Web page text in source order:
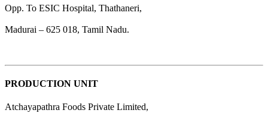
Opp. To ESIC Hospital, Thathaneri,
Madurai – 625 018, Tamil Nadu.
PRODUCTION UNIT
Atchayapathra Foods Private Limited,